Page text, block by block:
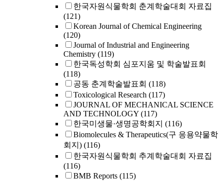
한국자원식물학회 춘계학술대회 자료집
(121)
Korean Journal of Chemical Engineering
(120)
Journal of Industrial and Engineering
Chemistry (119)
한국독성학회 심포지움 및 학술발표회
(118)
공동 춘계학술발표회 (118)
Toxicological Research (117)
JOURNAL OF MECHANICAL SCIENCE
AND TECHNOLOGY (117)
한국미생물·생명공학회지 (116)
Biomolecules & Therapeutics(구 응용약물학
회지) (116)
한국자원식물학회 추계학술대회 자료집
(116)
BMB Reports (115)